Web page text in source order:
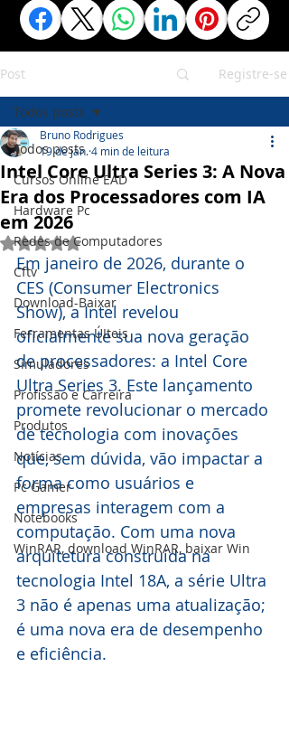
Post Registre-se
Todos posts
Cursos Online EAD
Hardware Pc
Redes de Computadores
Cftv
Download-Baixar
Ferramentas ÚIteis
Simuladores
Profissão e Carreira
Produtos
Notícias
Pc Gamer
Notebooks
WinRAR, download WinRAR, baixar Win
Todos posts
Intel Core Ultra Series 3: A Nova
Era dos Processadores com IA
em 2026
Bruno Rodrigues
19 de jan.4 min de leitura
Avaliado com NaN de 5 estrelas.
Em janeiro de 2026, durante o
CES (Consumer Electronics
Show), a Intel revelou
oficialmente sua nova geração
de processadores: a Intel Core
Ultra Series 3. Este lançamento
promete revolucionar o mercado
de tecnologia com inovações
que, sem dúvida, vão impactar a
forma como usuários e
empresas interagem com a
computação. Com uma nova
arquitetura construída na
tecnologia Intel 18A, a série Ultra
3 não é apenas uma atualização;
é uma nova era de desempenho
e eficiência.